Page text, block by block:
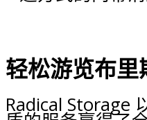
轻松游览布里
Radical Storage